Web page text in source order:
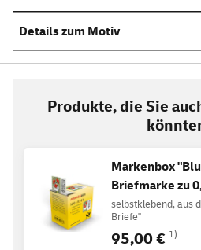
Details zum Motiv
Produkte, die Sie
Markenbox
Briefmarke zu
selbstklebend, aus
Briefe"
95,00 € 1)